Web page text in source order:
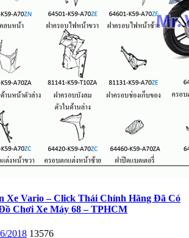
Xe Vario – Click Thái Chính Hãng Đã Có
Chơi Xe Máy 68 – TPHCM
2018 13576